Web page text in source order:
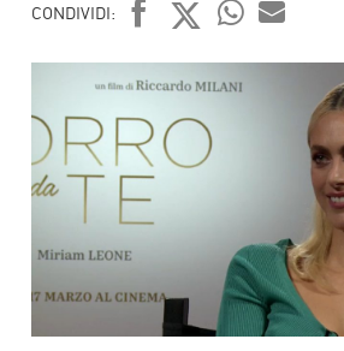
CONDIVIDI:
FACEBOOK
TWITTER
WHATSAPP
MAIL